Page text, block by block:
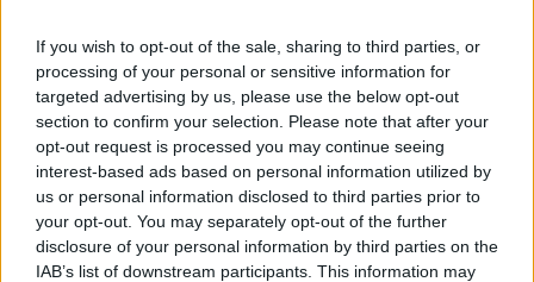
If you wish to opt-out of the sale, sharing to third parties, or
processing of your personal or sensitive information for
targeted advertising by us, please use the below opt-out
section to confirm your selection. Please note that after your
opt-out request is processed you may continue seeing
interest-based ads based on personal information utilized by
us or personal information disclosed to third parties prior to
your opt-out. You may separately opt-out of the further
disclosure of your personal information by third parties on the
IAB’s list of downstream participants. This information may